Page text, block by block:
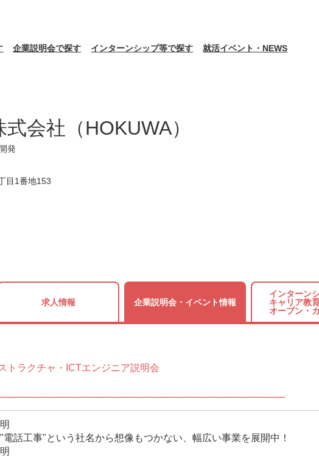
企業説明会で探す インターンシップ等で探す 就活イベント・NEWS
会社（HOKUWA）
発
目1番地153
求人情報 企業説明会・ イベント情報
インターン
キャリア教
オープン・
トラクチャ・ICTエンジニア説明会
話工事"という社名から想像もつかない、幅広い事業を展開中！